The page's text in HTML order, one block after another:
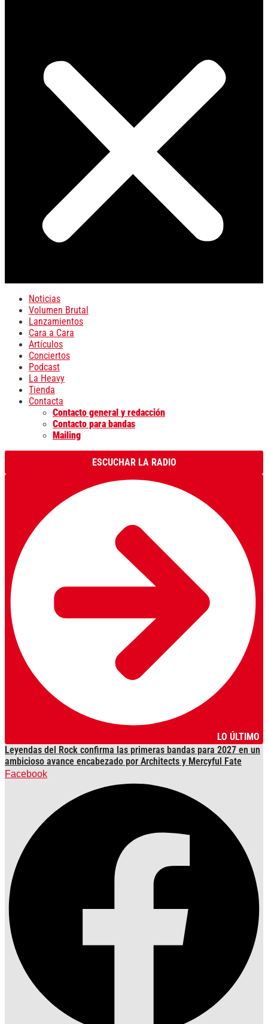
Noticias
Volumen Brutal
Lanzamientos
Cara a Cara
Artículos
Conciertos
Podcast
La Heavy
Tienda
Contacta
Contacto general y redacción
Contacto para bandas
Mailing
ESCUCHAR LA RADIO
LO ÚLTIMO
Leyendas del Rock confirma las primeras bandas para 2027 en un
ambicioso avance encabezado por Architects y Mercyful Fate
Facebook